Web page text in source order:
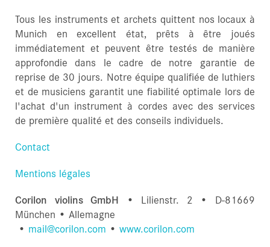
Tous les instruments et archets quittent nos locaux à
Munich en excellent état, prêts à être joués
immédiatement et peuvent être testés de manière
approfondie dans le cadre de notre garantie de
reprise de 30 jours. Notre équipe qualifiée de luthiers
et de musiciens garantit une fiabilité optimale lors de
l'achat d'un instrument à cordes avec des services
de première qualité et des conseils individuels.
Contact
Mentions légales
Corilon violins GmbH • Lilienstr. 2 • D-81669
München • Allemagne
• mail@corilon.com • www.corilon.com